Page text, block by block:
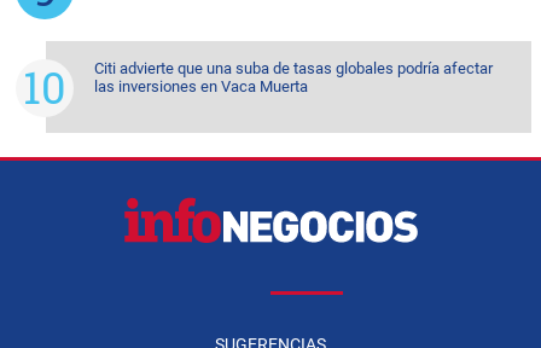
Citi advierte que una suba de tasas globales podría afectar
las inversiones en Vaca Muerta